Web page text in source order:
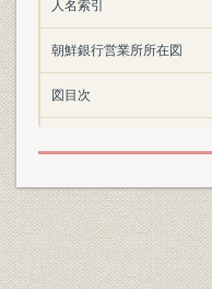
人名索引
朝鮮銀行営業所所在図
図目次